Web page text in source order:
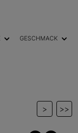
GESCHMACK
> >>